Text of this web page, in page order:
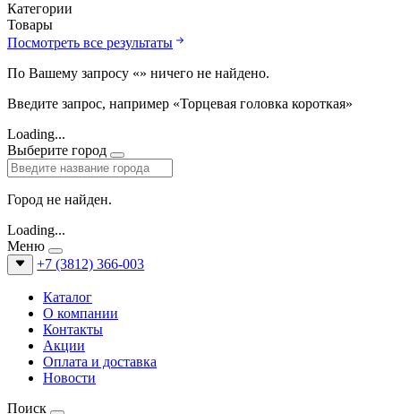
Категории
Товары
Посмотреть все результаты
По Вашему запросу «» ничего не найдено.
Введите запрос, например «Торцевая головка короткая»
Loading...
Выберите город
Город не найден.
Loading...
Меню
+7 (3812) 366-003
Каталог
О компании
Контакты
Акции
Оплата и доставка
Новости
Поиск